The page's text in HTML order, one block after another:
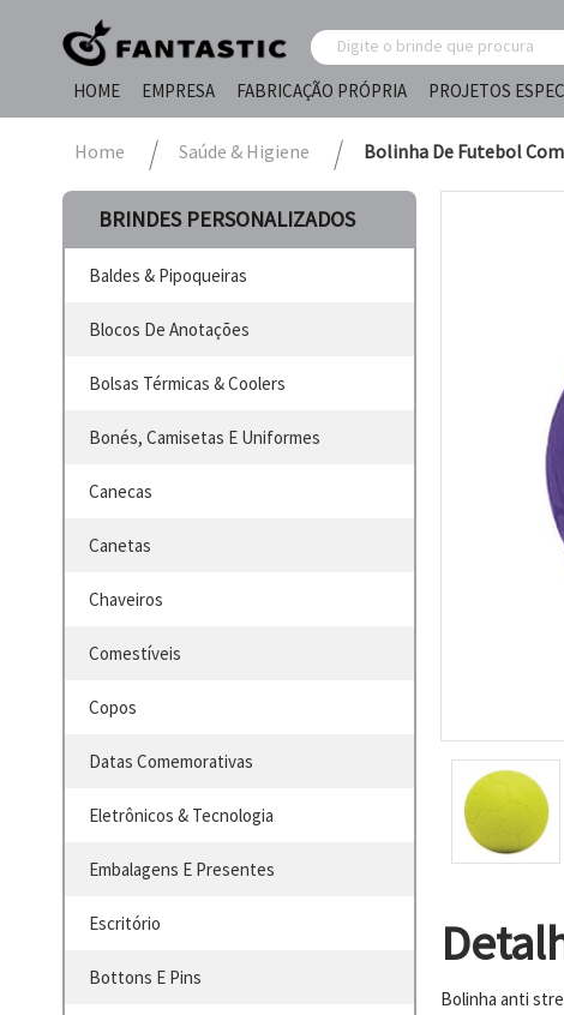
HOME
EMPRESA FABRICAÇÃO PRÓPRIA PROJETOS
Home Saúde & Higiene Bolinha De Futebol
BRINDES PERSONALIZADOS
Baldes & Pipoqueiras
Blocos De Anotações
Bolsas Térmicas & Coolers
Bonés, Camisetas E Uniformes
Canecas
Canetas
Chaveiros
Comestíveis
Copos
Datas Comemorativas
Eletrônicos & Tecnologia
Embalagens E Presentes
Escritório
Bottons E Pins
Bolinha anti